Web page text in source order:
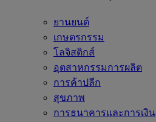
ยานยนต์
เกษตรกรรม
โลจิสติกส์
อุตสาหกรรมการผลิต
การค้าปลีก
สุขภาพ
การธนาคารและการเงิน